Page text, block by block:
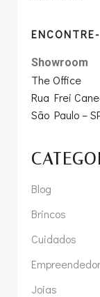
Showroom
The Office
Rua Frei
São Paulo –
Blog
Brincos
Cuidados
Joias